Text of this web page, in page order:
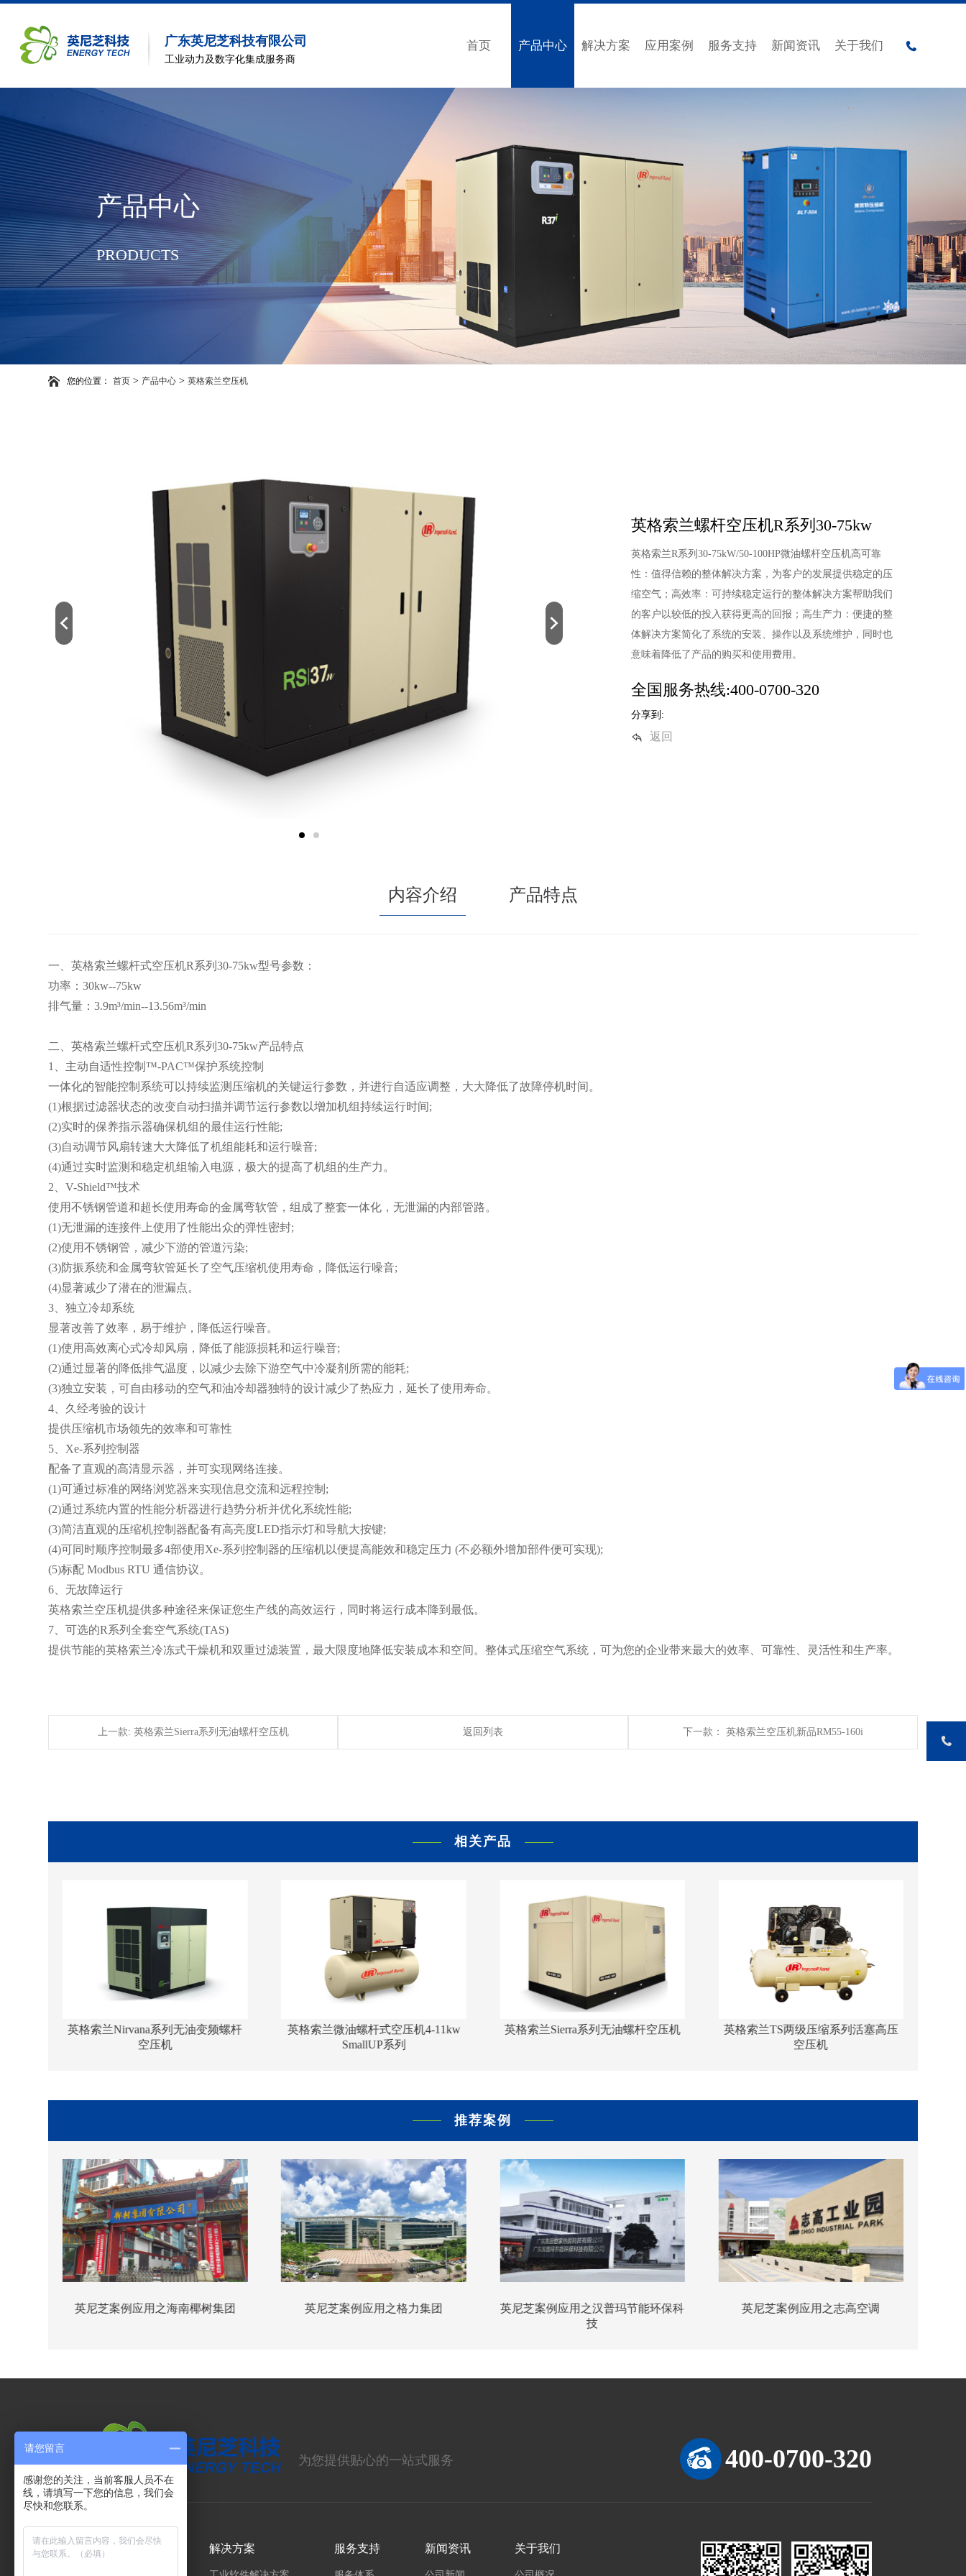
广东英尼芝科技有限公司
工业动力及数字化集成服务商
首页 产品中心 解决方案 应用案例 服务支持 新闻资讯 关于我们
产品中心
PRODUCTS
您的位置： 首页 > 产品中心 >英格索兰空压机
英格索兰螺杆空压机R系列30-75kw
英格索兰R系列30-75kW/50-100HP微油螺杆空压机高可靠
性：值得信赖的整体解决方案，为客户的发展提供稳定的压
缩空气；高效率：可持续稳定运行的整体解决方案帮助我们
的客户以较低的投入获得更高的回报；高生产力：便捷的整
体解决方案简化了系统的安装、操作以及系统维护，同时也
意味着降低了产品的购买和使用费用。
全国服务热线:400-0700-320
分享到:
返回
内容介绍 产品特点
一、英格索兰螺杆式空压机R系列30-75kw型号参数：
功率：30kw--75kw
排气量：3.9m³/min--13.56m³/min
二、英格索兰螺杆式空压机R系列30-75kw产品特点
1、主动自适性控制™-PAC™保护系统控制
一体化的智能控制系统可以持续监测压缩机的关键运行参数，并进行自适应调整，大大降低了故障停机时间。
(1)根据过滤器状态的改变自动扫描并调节运行参数以增加机组持续运行时间;
(2)实时的保养指示器确保机组的最佳运行性能;
(3)自动调节风扇转速大大降低了机组能耗和运行噪音;
(4)通过实时监测和稳定机组输入电源，极大的提高了机组的生产力。
2、V-Shield™技术
使用不锈钢管道和超长使用寿命的金属弯软管，组成了整套一体化，无泄漏的内部管路。
(1)无泄漏的连接件上使用了性能出众的弹性密封;
(2)使用不锈钢管，减少下游的管道污染;
(3)防振系统和金属弯软管延长了空气压缩机使用寿命，降低运行噪音;
(4)显著减少了潜在的泄漏点。
3、独立冷却系统
显著改善了效率，易于维护，降低运行噪音。
(1)使用高效离心式冷却风扇，降低了能源损耗和运行噪音;
(2)通过显著的降低排气温度，以减少去除下游空气中冷凝剂所需的能耗;
(3)独立安装，可自由移动的空气和油冷却器独特的设计减少了热应力，延长了使用寿命。
4、久经考验的设计
提供压缩机市场领先的效率和可靠性
5、Xe-系列控制器
配备了直观的高清显示器，并可实现网络连接。
(1)可通过标准的网络浏览器来实现信息交流和远程控制;
(2)通过系统内置的性能分析器进行趋势分析并优化系统性能;
(3)简洁直观的压缩机控制器配备有高亮度LED指示灯和导航大按键;
(4)可同时顺序控制最多4部使用Xe-系列控制器的压缩机以便提高能效和稳定压力 (不必额外增加部件便可实现);
(5)标配 Modbus RTU 通信协议。
6、无故障运行
英格索兰空压机提供多种途径来保证您生产线的高效运行，同时将运行成本降到最低。
7、可选的R系列全套空气系统(TAS)
提供节能的英格索兰冷冻式干燥机和双重过滤装置，最大限度地降低安装成本和空间。整体式压缩空气系统，可为您的企业带来最大的效率、可靠性、灵活性和生产率。
上一款: 英格索兰Sierra系列无油螺杆空压机 返回列表 下一款： 英格索兰空压机新品RM55-160i
相关产品
英格索兰微油螺杆式空压机4-11kw
英格索兰Sierra系列无油螺杆空压机
英格索兰TS两级压缩系列活塞高压
英格索兰空压机新品RM55-160i 英格索兰螺杆
推荐案例
应用之海南椰树集团 英尼芝案例应用之格力集团
英尼芝案例应用之汉普玛节能环保科
英尼芝案例应用之志高空调 英尼芝案例应用之创鑫
为您提供贴心的一站式服务 400-0700-320
产品中心 解决方案 服务支持 新闻资讯 关于我们
请您留言
感谢您的关注，当前客服人员不在
线，请填写一下您的信息，我们会
尽快和您联系。